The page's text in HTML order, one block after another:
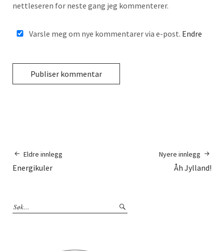
nettleseren for neste gang jeg kommenterer.
Varsle meg om nye kommentarer via e-post. Endre
Eldre innlegg
Energikuler
Nyere innlegg
Åh Jylland!